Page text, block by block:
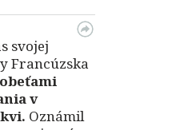
svojej
Francúzska
v
Oznámil